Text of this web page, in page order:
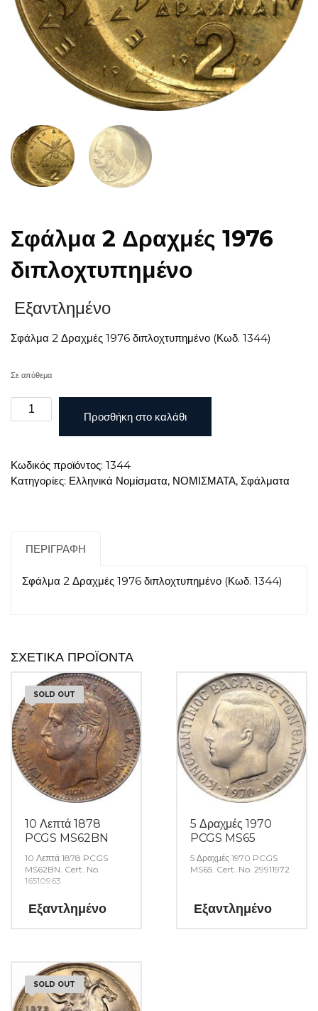
Σφάλμα 2 Δραχμές 1976
διπλοχτυπημένο
Εξαντλημένο
Σφάλμα 2 Δραχμές 1976 διπλοχτυπημένο (Κωδ. 1344)
Σε απόθεμα
Σφάλμα
2
διπλοχτυπημένο
ποσότητα
Προσθήκη στο καλάθι
Κωδικός προϊόντος: 1344
Κατηγορίες: Ελληνικά Νομίσματα, ΝΟΜΙΣΜΑΤΑ, Σφάλματα
ΠΕΡΙΓΡΑΦΉ
Σφάλμα 2 Δραχμές 1976 διπλοχτυπημένο (Κωδ. 1344)
ΣΧΕΤΙΚΆ ΠΡΟΪΌΝΤΑ
SOLD OUT
10 Λεπτά 1878
PCGS MS62BN
10 Λεπτά 1878 PCGS
MS62BN. Cert. No.
16510963
Εξαντλημένο
5 Δραχμές 1970
PCGS MS65
5 Δραχμές 1970 PCGS
MS65. Cert. No. 29911972
Εξαντλημένο
SOLD OUT